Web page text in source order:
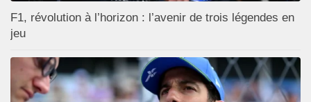
F1, révolution à l’horizon : l’avenir de trois légendes en
jeu